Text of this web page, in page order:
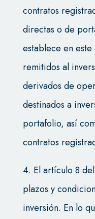
contratos
directas o de
establece en
remitidos al
derivados de
destinados a
portafolio, así
contratos
4. El artículo 8
plazos y
inversión. En lo